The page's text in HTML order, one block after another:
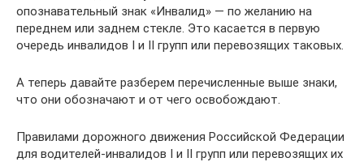
опознавательный знак «Инвалид» — по желанию на
переднем или заднем стекле. Это касается в первую
очередь инвалидов I и II групп или перевозящих таковых.
А теперь давайте разберем перечисленные выше знаки,
что они обозначают и от чего освобождают.
Правилами дорожного движения Российской Федерации
для водителей-инвалидов I и II групп или перевозящих их